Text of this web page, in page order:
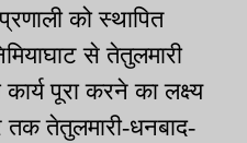
को स्थापित
से तेतुलमारी
पूरा करने का लक्ष्य
तेतुलमारी-धनबाद-